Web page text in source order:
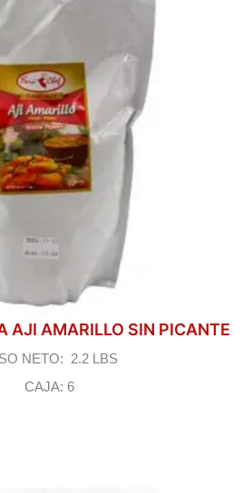
AJI AMARILLO SIN PICANTE
NETO: 2.2 LBS
CAJA: 6